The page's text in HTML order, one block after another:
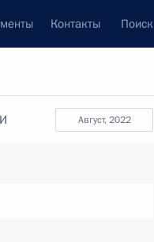
Контакты Поиск
август, 2022